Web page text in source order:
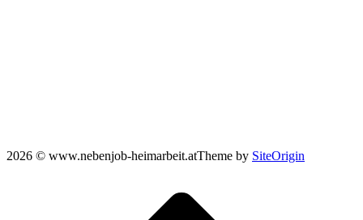
2026 © www.nebenjob-heimarbeit.atTheme by SiteOrigin